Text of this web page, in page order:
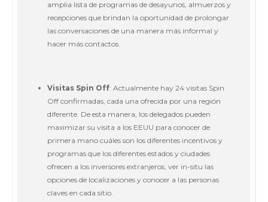
amplia lista de programas de desayunos, almuerzos y
recepciones que brindan la oportunidad de prolongar
las conversaciones de una manera más informal y
hacer más contactos.
Visitas Spin Off: Actualmente hay 24 visitas Spin
Off confirmadas, cada una ofrecida por una región
diferente. De esta manera, los delegados pueden
maximizar su visita a los EEUU para conocer de
primera mano cuáles son los diferentes incentivos y
programas que los diferentes estados y ciudades
ofrecen a los inversores extranjeros, ver in-situ las
opciones de localizaciones y conocer a las personas
claves en cada sitio.